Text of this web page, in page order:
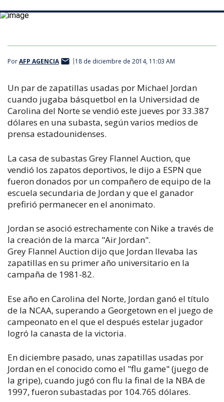
PorAFP AGENCIA 18 de diciembre de 2014, 11:03 AM
Un par de zapatillas usadas por Michael Jordan
cuando jugaba básquetbol en la Universidad de
Carolina del Norte se vendió este jueves por 33.387
dólares en una subasta, según varios medios de
prensa estadounidenses.
La casa de subastas Grey Flannel Auction, que
vendió los zapatos deportivos, le dijo a ESPN que
fueron donados por un compañero de equipo de la
escuela secundaria de Jordan y que el ganador
prefirió permanecer en el anonimato.
Jordan se asoció estrechamente con Nike a través de
la creación de la marca "Air Jordan".
Grey Flannel Auction dijo que Jordan llevaba las
zapatillas en su primer año universitario en la
campaña de 1981-82.
Ese año en Carolina del Norte, Jordan ganó el título
de la NCAA, superando a Georgetown en el juego de
campeonato en el que el después estelar jugador
logró la canasta de la victoria.
En diciembre pasado, unas zapatillas usadas por
Jordan en el conocido como el "flu game" (juego de
la gripe), cuando jugó con flu la final de la NBA de
1997, fueron subastadas por 104.765 dólares.